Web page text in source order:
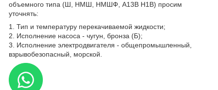
объемного типа (Ш, НМШ, НМШФ, А13В Н1В) просим
уточнять:
1. Тип и температуру перекачиваемой жидкости;
2. Исполнение насоса - чугун, бронза (Б);
3. Исполнение электродвигателя - общепромышленный,
взрывобезопасный, морской.